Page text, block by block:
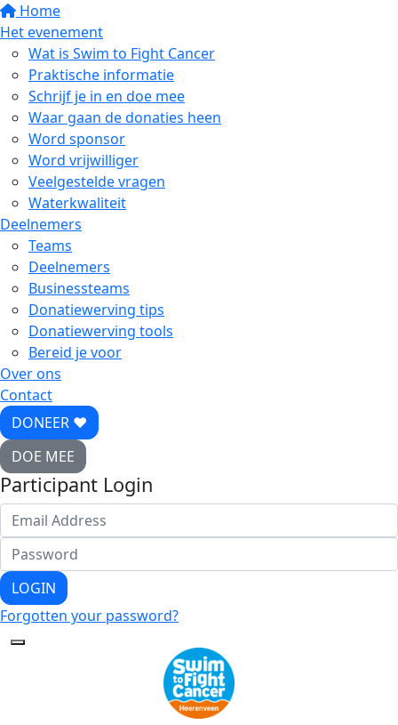
Home
Het evenement
Wat is Swim to Fight Cancer
Praktische informatie
Schrijf je in en doe mee
Waar gaan de donaties heen
Word sponsor
Word vrijwilliger
Veelgestelde vragen
Waterkwaliteit
Deelnemers
Teams
Deelnemers
Businessteams
Donatiewerving tips
Donatiewerving tools
Bereid je voor
Over ons
Contact
DONEER ♥
DOE MEE
Participant Login
LOGIN
Forgotten your password?